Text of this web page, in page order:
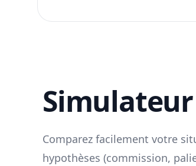
Comparez facilement votre
hypothèses (commission,